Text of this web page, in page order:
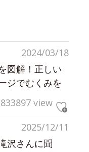
2024/03/18
図解！正しい
ジでむくみを
view
2025/12/11
沢さんに聞